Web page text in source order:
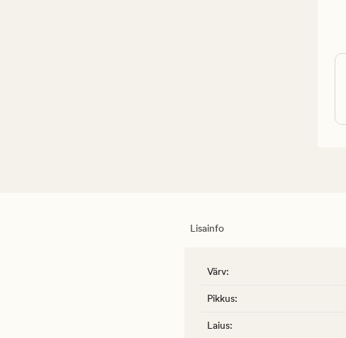
Lisainfo
Värv:
Pikkus:
Laius: